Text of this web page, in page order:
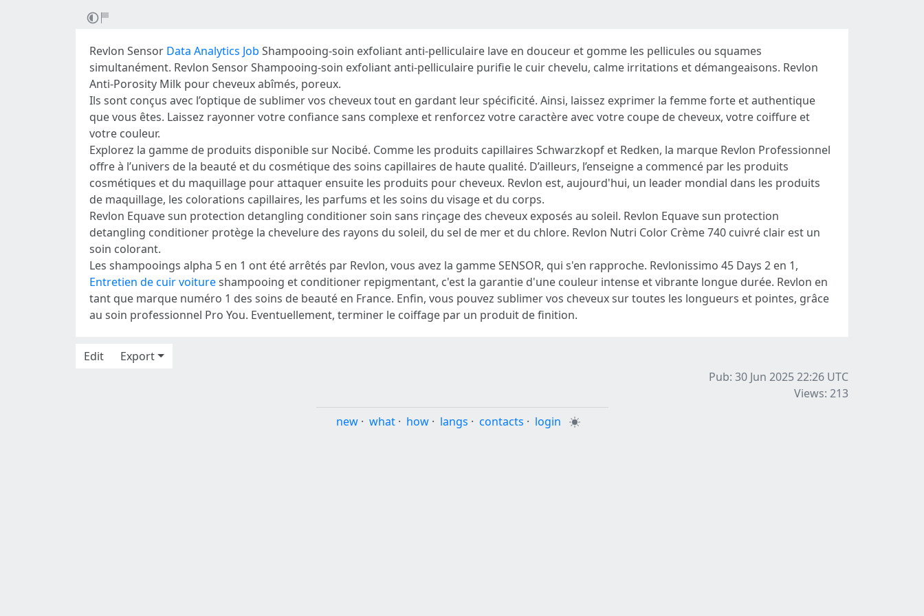
Revlon Sensor Data Analytics Job Shampooing-soin exfoliant anti-pelliculaire lave en douceur et gomme les pellicules ou squames
simultanément. Revlon Sensor Shampooing-soin exfoliant anti-pelliculaire purifie le cuir chevelu, calme irritations et démangeaisons. Revlon
Anti-Porosity Milk pour cheveux abîmés, poreux.
Ils sont conçus avec l’optique de sublimer vos cheveux tout en gardant leur spécificité. Ainsi, laissez exprimer la femme forte et authentique
que vous êtes. Laissez rayonner votre confiance sans complexe et renforcez votre caractère avec votre coupe de cheveux, votre coiffure et
votre couleur.
Explorez la gamme de produits disponible sur Nocibé. Comme les produits capillaires Schwarzkopf et Redken, la marque Revlon Professionnel
offre à l’univers de la beauté et du cosmétique des soins capillaires de haute qualité. D’ailleurs, l’enseigne a commencé par les produits
cosmétiques et du maquillage pour attaquer ensuite les produits pour cheveux. Revlon est, aujourd'hui, un leader mondial dans les produits
de maquillage, les colorations capillaires, les parfums et les soins du visage et du corps.
Revlon Equave sun protection detangling conditioner soin sans rinçage des cheveux exposés au soleil. Revlon Equave sun protection
detangling conditioner protège la chevelure des rayons du soleil, du sel de mer et du chlore. Revlon Nutri Color Crème 740 cuivré clair est un
soin colorant.
Les shampooings alpha 5 en 1 ont été arrêtés par Revlon, vous avez la gamme SENSOR, qui s'en rapproche. Revlonissimo 45 Days 2 en 1,
Entretien de cuir voitureshampooing et conditioner repigmentant, c'est la garantie d'une couleur intense et vibrante longue durée. Revlon en
tant que marque numéro 1 des soins de beauté en France. Enfin, vous pouvez sublimer vos cheveux sur toutes les longueurs et pointes, grâce
au soin professionnel Pro You. Eventuellement, terminer le coiffage par un produit de finition.
Edit
Export
Pub: 30 Jun 2025 22:26 UTC
Views: 213
new · what · how · langs · contacts · login